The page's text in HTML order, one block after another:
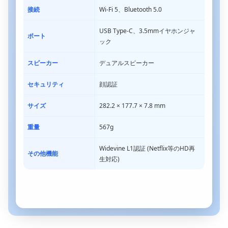
接続 Wi-Fi 5、Bluetooth 5.0
ポート
USB Type-C、3.5mmイヤホンジャ
ック
スピーカー デュアルスピーカー
セキュリティ 顔認証
サイズ 282.2 × 177.7 × 7.8 mm
重量 567g
その他機能
Widevine L1認証 (Netflix等のHD再
生対応)